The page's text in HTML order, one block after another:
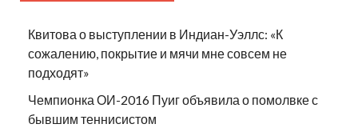
Квитова о выступлении в Индиан-Уэллс: «К
сожалению, покрытие и мячи мне совсем не
подходят»
Чемпионка ОИ-2016 Пуиг объявила о помолвке с
бывшим теннисистом